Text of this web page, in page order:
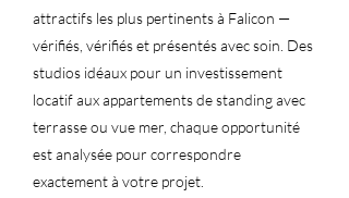
attractifs les plus pertinents à Falicon —
vérifiés, vérifiés et présentés avec soin. Des
studios idéaux pour un investissement
locatif aux appartements de standing avec
terrasse ou vue mer, chaque opportunité
est analysée pour correspondre
exactement à votre projet.